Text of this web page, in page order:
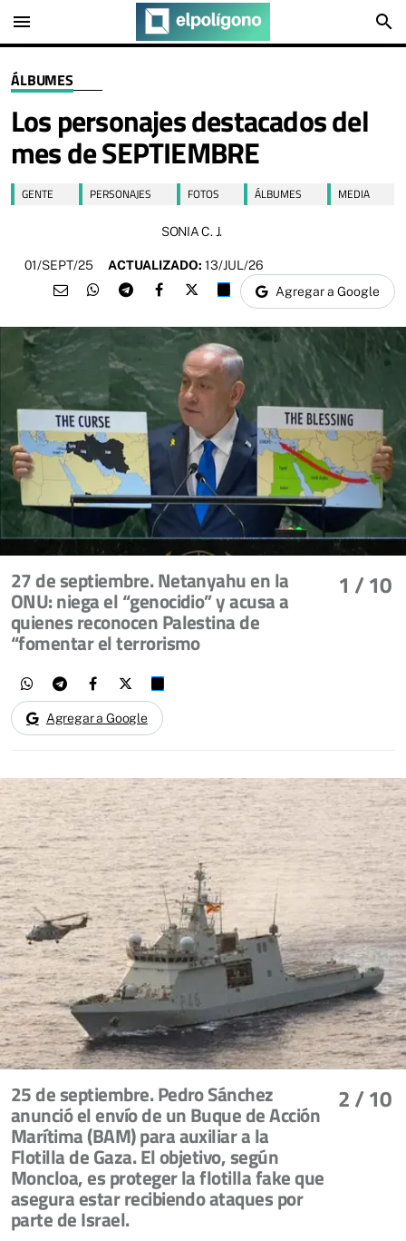
menu search
ÁLBUMES
Los personajes destacados del
mes de SEPTIEMBRE
GENTE PERSONAJES FOTOS ÁLBUMES MEDIA
SONIA C. J.
01/SEPT/25 ACTUALIZADO: 13/JUL/26
Agregar a Google
1 / 10
27 de septiembre. Netanyahu en la
ONU: niega el “genocidio” y acusa a
quienes reconocen Palestina de
“fomentar el terrorismo
Agregar a Google
2/ 10
25 de septiembre. Pedro Sánchez
anunció el envío de un Buque de Acción
Marítima (BAM) para auxiliar a la
Flotilla de Gaza. El objetivo, según
Moncloa, es proteger la flotilla fake que
asegura estar recibiendo ataques por
parte de Israel.